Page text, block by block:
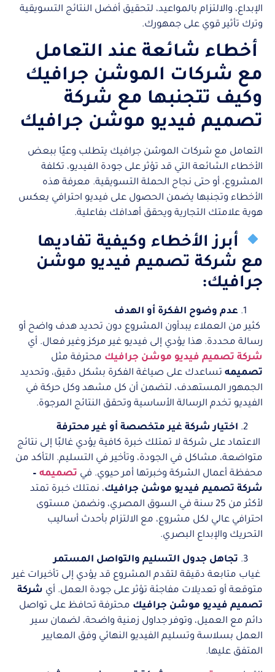
الإبداع، والالتزام بالمواعيد، لتحقيق أفضل النتائج التسويقية
وترك تأثير قوي على جمهورك.
أخطاء شائعة عند التعامل
مع شركات الموشن جرافيك
وكيف تتجنبها مع شركة
تصميم فيديو موشن جرافيك
التعامل مع شركات الموشن جرافيك يتطلب وعيًا ببعض
الأخطاء الشائعة التي قد تؤثر على جودة الفيديو، تكلفة
المشروع، أو حتى نجاح الحملة التسويقية. معرفة هذه
الأخطاء وتجنبها يضمن الحصول على فيديو احترافي يعكس
هوية علامتك التجارية ويحقق أهدافك بفاعلية.
أبرز الأخطاء وكيفية تفاديها
مع شركة تصميم فيديو موشن
جرافيك:
عدم وضوح الفكرة أو الهدف
كثير من العملاء يبدأون المشروع دون تحديد هدف واضح أو
رسالة محددة. هذا يؤدي إلى فيديو غير مركز وغير فعال. أي
شركة تصميم فيديو موشن جرافيك محترفة مثل
تصميمه تساعدك على صياغة الفكرة بشكل دقيق، وتحديد
الجمهور المستهدف، لتضمن أن كل مشهد وكل حركة في
الفيديو تخدم الرسالة الأساسية وتحقق النتائج المرجوة.
اختيار شركة غير متخصصة أو غير محترفة
الاعتماد على شركة لا تمتلك خبرة كافية يؤدي غالبًا إلى نتائج
متواضعة، مشاكل في الجودة، وتأخير في التسليم. التأكد من
محفظة أعمال الشركة وخبرتها أمر حيوي. في تصميمه –
شركة تصميم فيديو موشن جرافيك، نمتلك خبرة تمتد
لأكثر من 25 سنة في السوق المصري، ونضمن مستوى
احترافي عالي لكل مشروع، مع الالتزام بأحدث أساليب
التحريك والإبداع البصري.
تجاهل جدول التسليم والتواصل المستمر
غياب متابعة دقيقة لتقدم المشروع قد يؤدي إلى تأخيرات غير
متوقعة أو تعديلات مفاجئة تؤثر على جودة العمل. أي شركة
تصميم فيديو موشن جرافيك محترفة تحافظ على تواصل
دائم مع العميل، وتوفر جداول زمنية واضحة، لضمان سير
العمل بسلاسة وتسليم الفيديو النهائي وفق المعايير
المتفق عليها.